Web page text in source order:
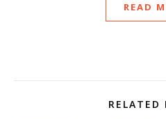
READ
RELATED